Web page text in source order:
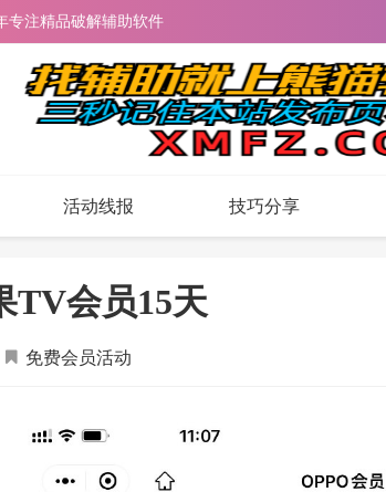
专注精品破解辅助软件
活动线报 技巧分享
TV会员15天
免费会员活动